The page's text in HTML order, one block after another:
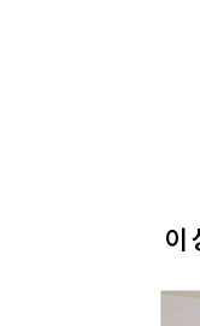
이